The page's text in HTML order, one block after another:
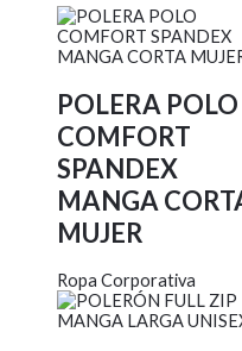
POLERA POLO
COMFORT
SPANDEX
MANGA
MUJER
Ropa Corporativa